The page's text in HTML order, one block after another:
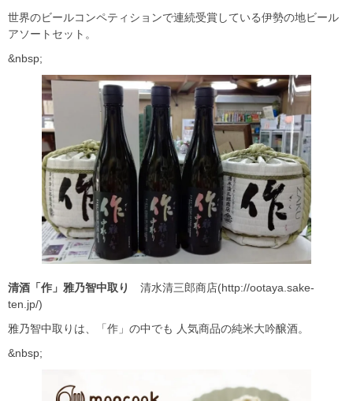
世界のビールコンペティションで連続受賞している伊勢の地ビール
アソートセット。
&nbsp;
清酒「作」雅乃智中取り 清水清三郎商店(http://ootaya.sake-
ten.jp/)
雅乃智中取りは、「作」の中でも 人気商品の純米大吟醸酒。
&nbsp;